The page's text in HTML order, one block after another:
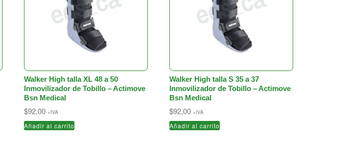
Walker High talla XL 48 a 50
Inmovilizador de Tobillo – Actimove
Bsn Medical
$92,00 +IVA
Añadir al carrito
Walker High talla S 35 a 37
Inmovilizador de Tobillo – Actimove
Bsn Medical
$92,00 +IVA
Añadir al carrito